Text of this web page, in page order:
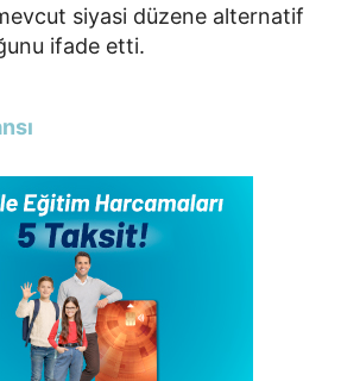
siyasi düzene alternatif
ifade etti.